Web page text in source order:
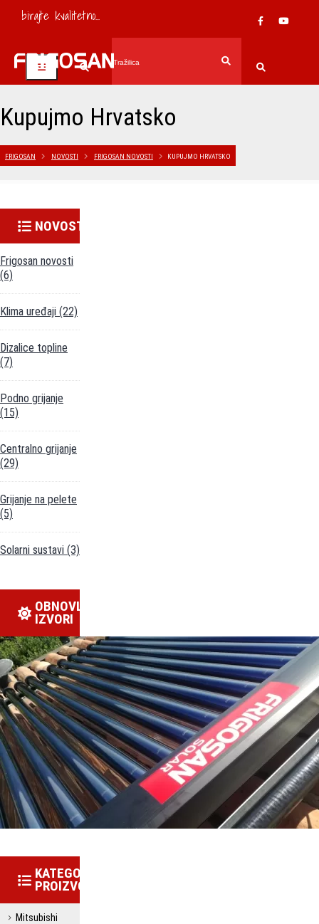
birajte kvalitetno...
Kupujmo Hrvatsko
FRIGOSAN NOVOSTI FRIGOSAN NOVOSTI KUPUJMO HRVATSKO
NOVOSTI
Frigosan novosti
(6)
Klima uređaji (22)
Dizalice topline
(7)
Podno grijanje
(15)
Centralno grijanje
(29)
Grijanje na pelete
(5)
Solarni sustavi (3)
OBNOVLJIVI
IZVORI
KATEGORIJE
PROIZVODA
Mitsubishi